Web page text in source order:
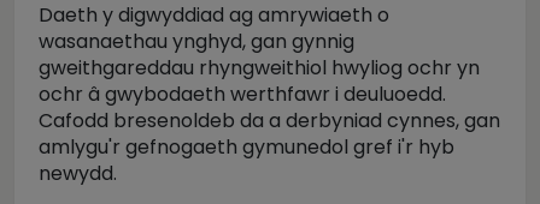
Daeth y digwyddiad ag amrywiaeth o
wasanaethau ynghyd, gan gynnig
gweithgareddau rhyngweithiol hwyliog ochr yn
ochr â gwybodaeth werthfawr i deuluoedd.
Cafodd bresenoldeb da a derbyniad cynnes, gan
amlygu'r gefnogaeth gymunedol gref i'r hyb
newydd.